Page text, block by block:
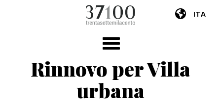
ITA
Rinnovo per Villa
urbana